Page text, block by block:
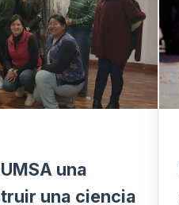
una
una ciencia